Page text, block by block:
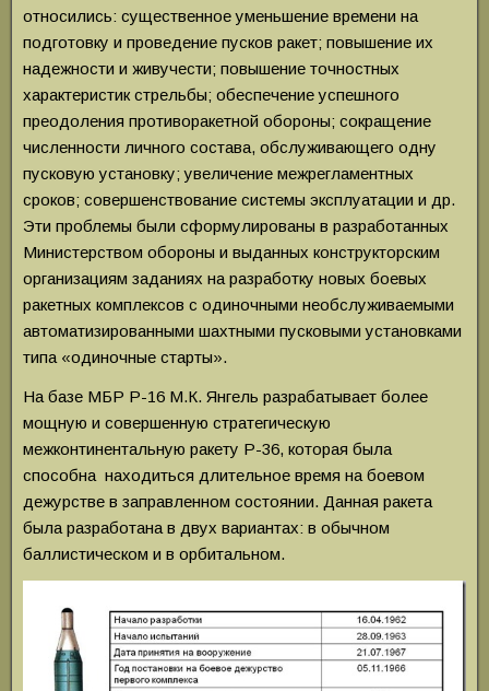
относились: существенное уменьшение времени на
подготовку и проведение пусков ракет; повышение их
надежности и живучести; повышение точностных
характеристик стрельбы; обеспечение успешного
преодоления противоракетной обороны; сокращение
численности личного состава, обслуживающего одну
пусковую установку; увеличение межрегламентных
сроков; совершенствование системы эксплуатации и др.
Эти проблемы были сформулированы в разработанных
Министерством обороны и выданных конструкторским
организациям заданиях на разработку новых боевых
ракетных комплексов с одиночными необслуживаемыми
автоматизированными шахтными пусковыми установками
типа «одиночные старты».
На базе МБР Р-16 М.К. Янгель разрабатывает более
мощную и совершенную стратегическую
межконтинентальную ракету Р-36, которая была
способна находиться длительное время на боевом
дежурстве в заправленном состоянии. Данная ракета
была разработана в двух вариантах: в обычном
баллистическом и в орбитальном.